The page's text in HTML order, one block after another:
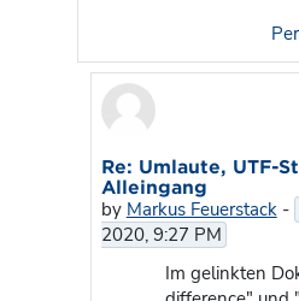
Re: Umlaute, UTF-
Alleingang
by Markus Feuerstack-
2020, 9:27 PM
Im gelinkten